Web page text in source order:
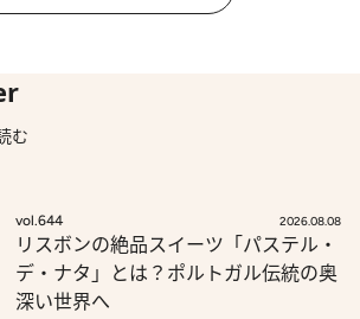
む
vol.644 2026.08.08
リスボンの絶品スイーツ「パステル・
デ・ナタ」とは？ポルトガル伝統の奥
深い世界へ